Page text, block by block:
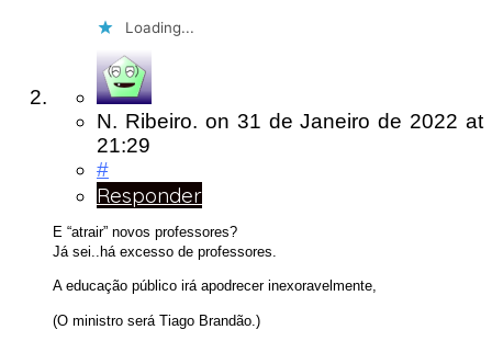
Loading...
N. Ribeiro. on 31 de Janeiro de 2022 at
21:29
#
Responder
E “atrair” novos professores?
Já sei..há excesso de professores.
A educação público irá apodrecer inexoravelmente,
(O ministro será Tiago Brandão.)